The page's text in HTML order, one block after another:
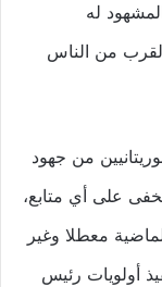
له
من الناس
من جهود
تخفى على أي متابع،
معطلا وغير
أولويات رئيس